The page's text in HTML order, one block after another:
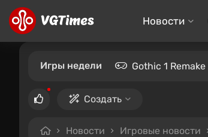
Новости
Игры недели Gothic 1 Remake
Создать
Новости Игровые новости